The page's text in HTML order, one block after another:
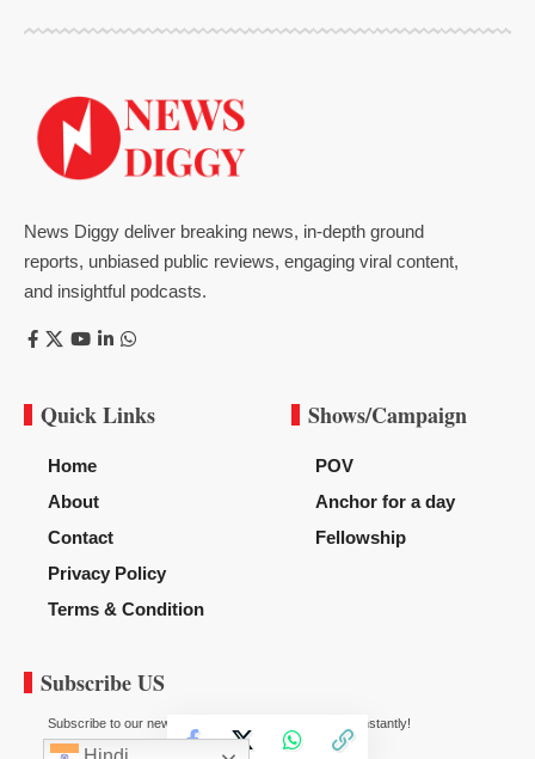
News Diggy deliver breaking news, in-depth ground
reports, unbiased public reviews, engaging viral content,
and insightful podcasts.
Quick Links
Home
About
Contact
Privacy Policy
Terms & Condition
Shows/Campaign
POV
Anchor for a day
Fellowship
Subscribe US
Subscribe to our newsletter to get our newest articles instantly!